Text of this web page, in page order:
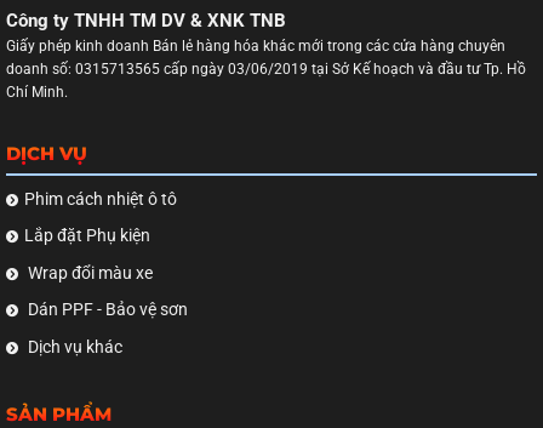
Công ty TNHH TM DV & XNK TNB
Giấy phép kinh doanh Bán lẻ hàng hóa khác mới trong các cửa hàng chuyên
doanh số: 0315713565 cấp ngày 03/06/2019 tại Sở Kế hoạch và đầu tư Tp. Hồ
Chí Minh.
DỊCH VỤ
Phim cách nhiệt ô tô
Lắp đặt Phụ kiện
Wrap đổi màu xe
Dán PPF - Bảo vệ sơn
Dịch vụ khác
SẢN PHẨM